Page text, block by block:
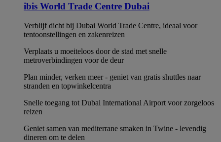
ibis World Trade Centre Dubai
Verblijf dicht bij Dubai World Trade Centre, ideaal voor
tentoonstellingen en zakenreizen
Verplaats u moeiteloos door de stad met snelle
metroverbindingen voor de deur
Plan minder, verken meer - geniet van gratis shuttles naar
stranden en topwinkelcentra
Snelle toegang tot Dubai International Airport voor zorgeloos
reizen
Geniet samen van mediterrane smaken in Twine - levendig
dineren om te delen